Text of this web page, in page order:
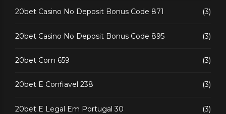
20bet Casino No Deposit Bonus Code 871 (3)
20bet Casino No Deposit Bonus Code 895 (3)
20bet Com 659 (3)
20bet E Confiavel 238 (3)
20bet E Legal Em Portugal 30 (3)